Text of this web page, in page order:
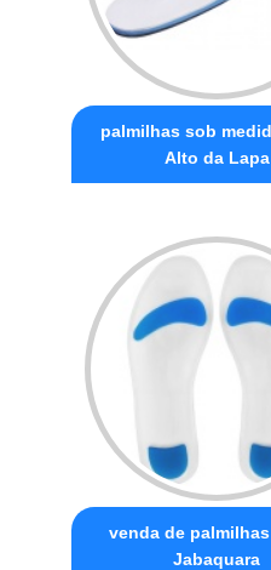
palmilhas sob
Alto da Lapa
venda de
Jabaquara